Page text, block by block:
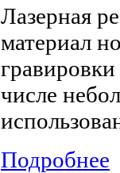
Лазерная
материал
числе
Подробнее